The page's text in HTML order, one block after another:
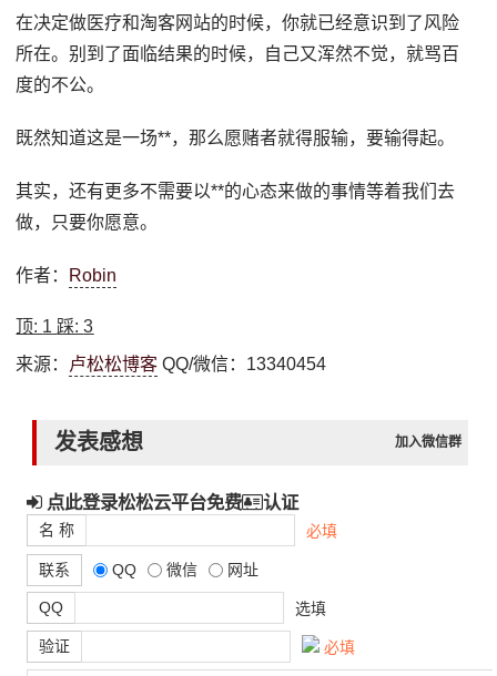
在决定做医疗和淘客网站的时候，你就已经意识到了风险
所在。别到了面临结果的时候，自己又浑然不觉，就骂百
度的不公。
既然知道这是一场**，那么愿赌者就得服输，要输得起。
其实，还有更多不需要以**的心态来做的事情等着我们去
做，只要你愿意。
作者： Robin
顶: 1 踩:3
来源： 卢松松博客 QQ/微信：13340454
发表感想 加入微信群
点此登录松松云平台免费 认证
名 称 必填
联系 QQ 微信 网址
QQ 选填
验证 必填